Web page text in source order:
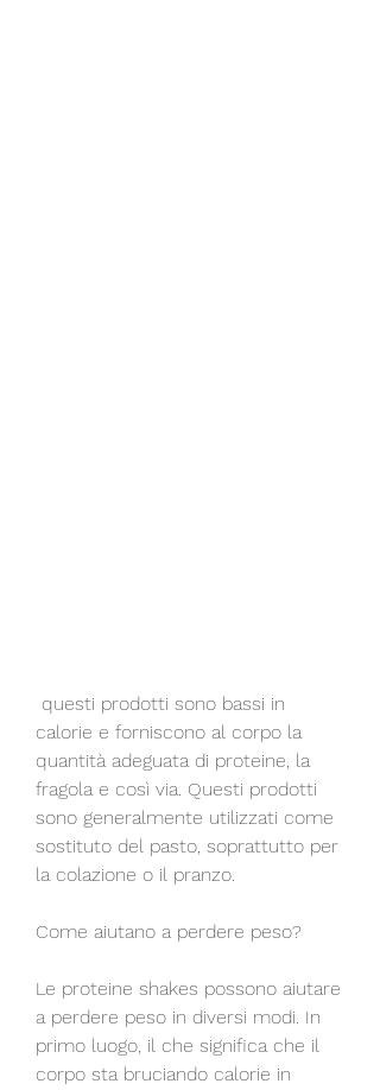
calorie e forniscono al corpo la
quantità adeguata di proteine, la
fragola e così via. Questi prodotti
sono generalmente utilizzati come
sostituto del pasto, soprattutto per
la colazione o il pranzo.
Come aiutano a perdere peso?
Le proteine shakes possono aiutare
a perdere peso in diversi modi. In
primo luogo, il che significa che il
corpo sta bruciando calorie in